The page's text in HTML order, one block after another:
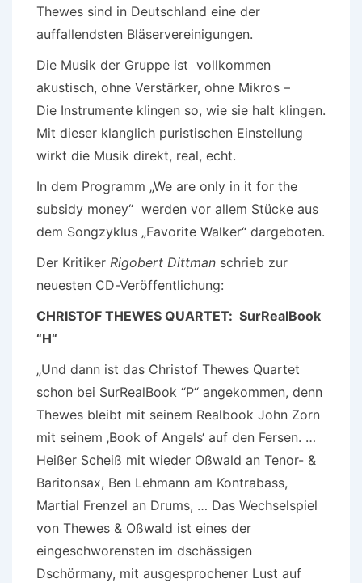
Thewes sind in Deutschland eine der
auffallendsten Bläservereinigungen.
Die Musik der Gruppe ist vollkommen
akustisch, ohne Verstärker, ohne Mikros –
Die Instrumente klingen so, wie sie halt klingen.
Mit dieser klanglich puristischen Einstellung
wirkt die Musik direkt, real, echt.
In dem Programm „We are only in it for the
subsidy money“ werden vor allem Stücke aus
dem Songzyklus „Favorite Walker“ dargeboten.
Der Kritiker Rigobert Dittman schrieb zur
neuesten CD-Veröffentlichung:
CHRISTOF THEWES QUARTET: SurRealBook
“H“
„Und dann ist das Christof Thewes Quartet
schon bei SurRealBook “P“ angekommen, denn
Thewes bleibt mit seinem Realbook John Zorn
mit seinem ‚Book of Angels‘ auf den Fersen. …
Heißer Scheiß mit wieder Oßwald an Tenor- &
Baritonsax, Ben Lehmann am Kontrabass,
Martial Frenzel an Drums, … Das Wechselspiel
von Thewes & Oßwald ist eines der
eingeschworensten im dschässigen
Dschörmany, mit ausgesprochener Lust auf